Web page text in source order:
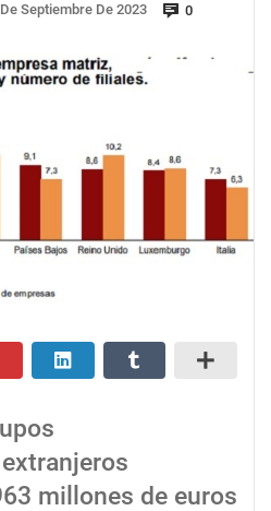
Septiembre De 2023 0
millones de euros